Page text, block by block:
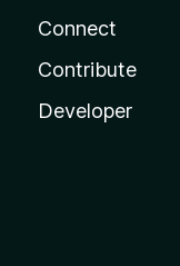
Connect
Contribute
Developer